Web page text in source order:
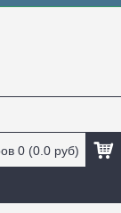
0 (0.0 руб)